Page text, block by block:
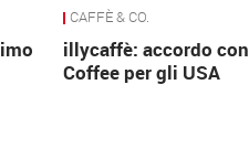
CAFFÈ & CO.
illycaffè: accordo
Coffee per gli USA